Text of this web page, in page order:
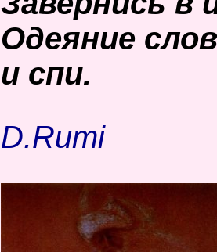
Одеяние
и спи.
D.Rumi